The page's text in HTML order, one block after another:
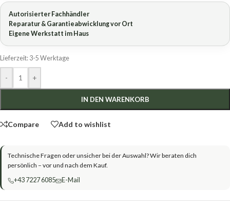
Autorisierter Fachhändler
Reparatur & Garantieabwicklung vor Ort
Eigene Werkstatt im Haus
Lieferzeit: 3-5 Werktage
- +
IN DEN WARENKORB
Compare Add to wishlist
Technische Fragen oder unsicher bei der Auswahl? Wir beraten dich
persönlich – vor und nach dem Kauf.
+43 7227 6085 E-Mail